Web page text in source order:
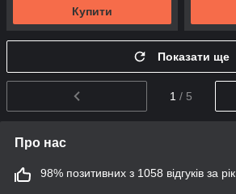
Купити
Показати ще
1 / 5
Про нас
98% позитивних з 1058 відгуків за рік